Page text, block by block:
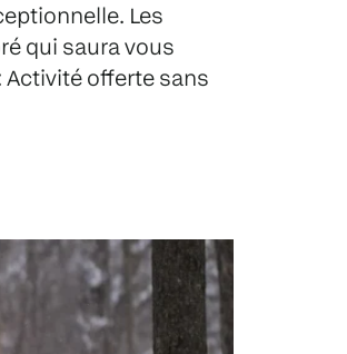
Les
qui saura vous
Activité offerte sans